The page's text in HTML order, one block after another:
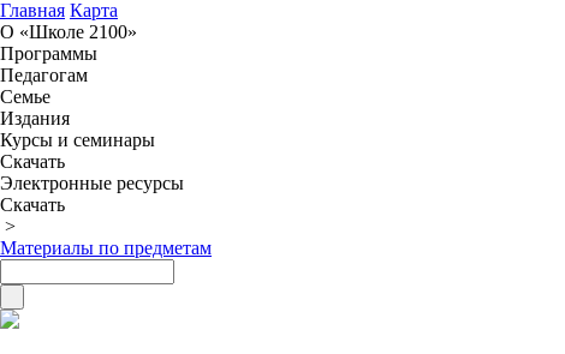
Главная Карта
О «Школе 2100»
Программы
Педагогам
Семье
Издания
Курсы и семинары
Скачать
Электронные ресурсы
Скачать
>
Материалы по предметам